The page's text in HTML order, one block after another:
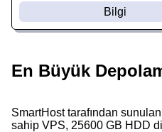
Bilgi
En Büyük
SmartHost tarafından
sahip VPS, 25600 GB HDD